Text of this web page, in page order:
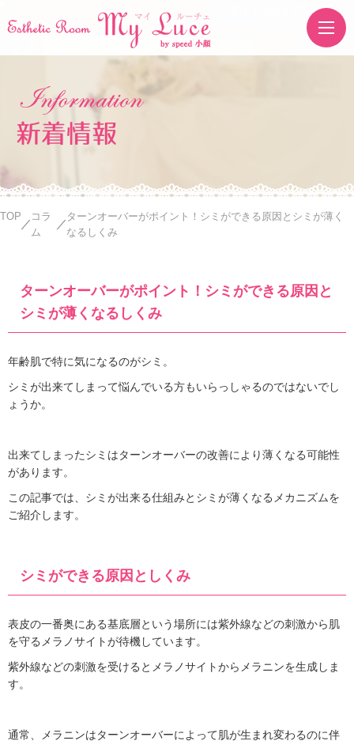
My Luce's STORE
新着情報
TOP
コラ
ム
ターンオーバーがポイント！シミができる原因とシミが薄く
なるしくみ
ターンオーバーがポイント！シミができる原因と
シミが薄くなるしくみ
年齢肌で特に気になるのがシミ。
シミが出来てしまって悩んでいる方もいらっしゃるのではないでし
ょうか。
出来てしまったシミはターンオーバーの改善により薄くなる可能性
があります。
この記事では、シミが出来る仕組みとシミが薄くなるメカニズムを
ご紹介します。
シミができる原因としくみ
表皮の一番奥にある基底層という場所には紫外線などの刺激から肌
を守るメラノサイトが待機しています。
紫外線などの刺激を受けるとメラノサイトからメラニンを生成しま
す。
通常、メラニンはターンオーバーによって肌が生まれ変わるのに伴